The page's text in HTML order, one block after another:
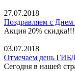
27.07.2018
Поздравляем с
Акция 20% скидка!!!
03.07.2018
Отмечаем день
Сегодня в нашей